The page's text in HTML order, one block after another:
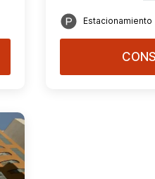
Estacionamiento